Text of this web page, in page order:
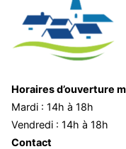
Horaires d’ouverture
Mardi : 14h à 18h
Vendredi : 14h à 18h
Contact